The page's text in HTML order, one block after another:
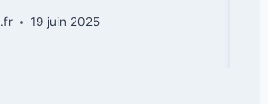
19 juin 2025